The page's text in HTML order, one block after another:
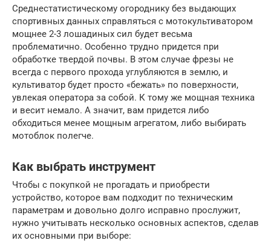
Среднестатистическому огороднику без выдающих
спортивных данных справляться с мотокультиватором
мощнее 2-3 лошадиных сил будет весьма
проблематично. Особенно трудно придется при
обработке твердой почвы. В этом случае фрезы не
всегда с первого прохода углубляются в землю, и
культиватор будет просто «бежать» по поверхности,
увлекая оператора за собой. К тому же мощная техника
и весит немало. А значит, вам придется либо
обходиться менее мощным агрегатом, либо выбирать
мотоблок полегче.
Как выбрать инструмент
Чтобы с покупкой не прогадать и приобрести
устройство, которое вам подходит по техническим
параметрам и довольно долго исправно прослужит,
нужно учитывать несколько основных аспектов, сделав
их основными при выборе: